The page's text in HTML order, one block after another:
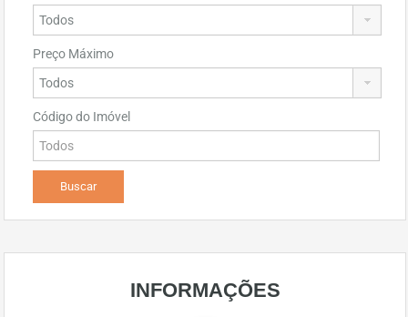
Preço Máximo
Código do Imóvel
INFORMAÇÕES